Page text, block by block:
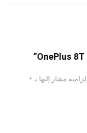
مشار إليها بـ*